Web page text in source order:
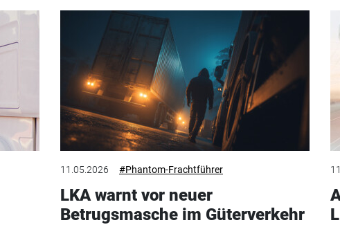
11.05.2026 #Phantom-Frachtführer
LKA warnt vor neuer
Betrugsmasche im Güterverkehr